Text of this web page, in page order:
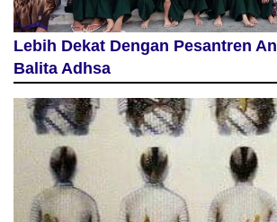
Lebih Dekat Dengan Pesantren
Balita Adhsa